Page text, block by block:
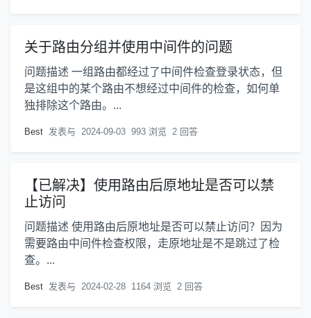
关于路由分组并使用中间件的问题
问题描述 一组路由都经过了中间件检查登录状态，但
是这组中的某个路由不想经过中间件的检查，如何单
独排除这个路由。...
Best 发表与 2024-09-03 993 浏览 2 回答
【已解决】使用路由后原地址是否可以禁
止访问
问题描述 使用路由后原地址是否可以禁止访问？因为
需要路由中间件检查权限，走原地址是不是跳过了检
查。...
Best 发表与 2024-02-28 1164 浏览 2 回答